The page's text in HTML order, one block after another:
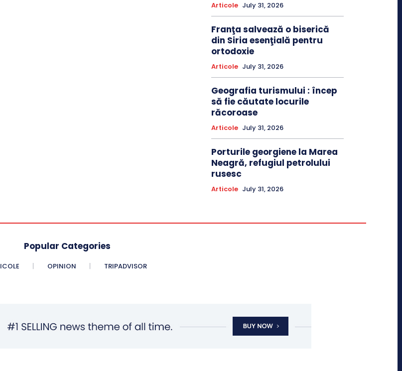
Articole July 31, 2026
Franţa salvează o biserică
din Siria esenţială pentru
ortodoxie
Articole July 31, 2026
Geografia turismului : încep
să fie căutate locurile
răcoroase
Articole July 31, 2026
Porturile georgiene la Marea
Neagră, refugiul petrolului
rusesc
Articole July 31, 2026
Popular Categories
OPINION TRIPADVISOR